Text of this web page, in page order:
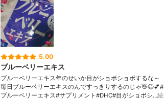
5.00
ブルーベリーエキス
ブルーベリーエキス年のせいか目がショボショボするな～
毎日ブルーベリーエキスのんですっきりするのじゃ👋😆💕#
ブルーベリーエキス#サプリメント#DHC#目がショボシ…続